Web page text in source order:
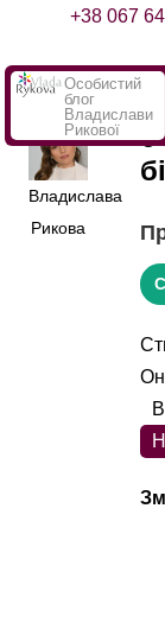
+38 067
Особистий
блог
Владислави
Рикової
Владислава
Рикова
6